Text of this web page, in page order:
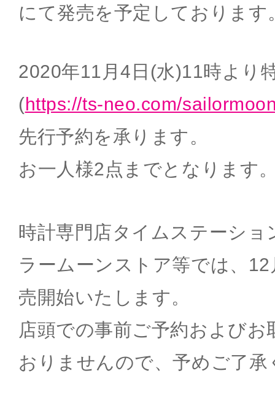
にて発売を予定しております
2020年11月4日(水)11時より
(https://ts-neo.com/
先行予約を承ります。
お一人様2点までとなります
時計専門店タイムステーショ
ラームーンストア等では、
売開始いたします。
店頭での事前ご予約およびお
おりませんので、予めご了承